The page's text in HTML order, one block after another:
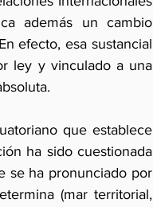
además un cambio
efecto, esa sustancial
ley y vinculado a una
que establece
ha sido cuestionada
se ha pronunciado por
(mar territorial,